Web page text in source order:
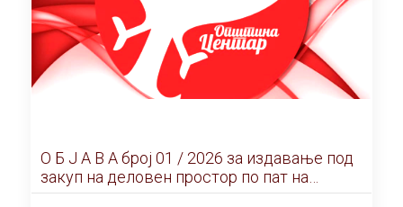
О Б Ј А В А брoj 01 / 2026 за издавање под
закуп на деловен простор по пат на
ЕЛЕКТРОНСКО ЈАВНО НАДДАВАЊЕ